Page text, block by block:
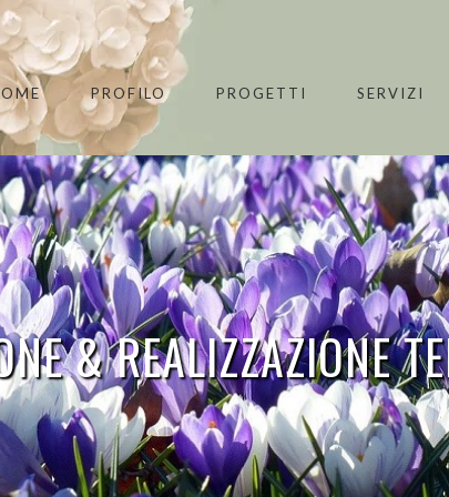
PROFILO PROGETTI SERVIZI
& REALIZZAZIONE